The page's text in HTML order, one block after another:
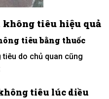
không tiêu hiệu quả
tiêu bằng thuốc
tiêu do chủ quan cũng
tiêu lúc diều